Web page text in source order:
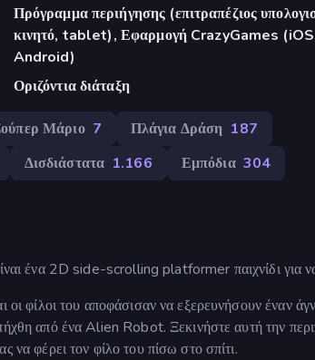
Πρόγραμμα περιήγησης (επιτραπέζιος
κινητό, tablet), Εφαρμογή CrazyGames
Android)
Οριζόντια διάταξη
Μάριο 7 Πλάγια Δράση 187
Δισδιάστατα 1.166 Εμπόδια 304
ένα 2D side-scrolling platformer παιχνίδι για
φίλοι του αποφάσισαν να εξερευνήσουν έναν
από ένα Alien Robot. Ξεκινήστε αυτή την
να φέρει τον φίλο του πίσω στο σπίτι.